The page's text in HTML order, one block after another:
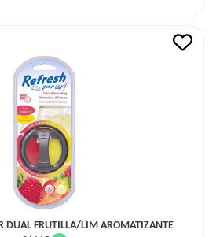
DUAL FRUTILLA/LIM AROMATIZANTE